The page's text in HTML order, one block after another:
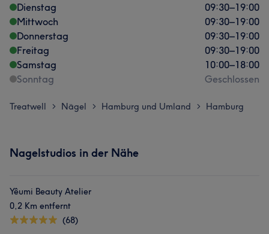
Dienstag
09:30–19:00
Mittwoch
09:30–19:00
Donnerstag
09:30–19:00
Freitag
09:30–19:00
Samstag
10:00–18:00
Sonntag
Geschlossen
Treatwell > Nägel > Hamburg und Umland > Hamburg
Nagelstudios in der Nähe
Yêumi Beauty Atelier
0,2 Km entfernt
(68)